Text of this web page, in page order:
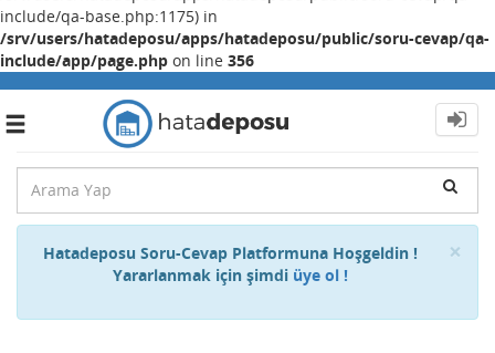
include/qa-base.php:1175) in
/srv/users/hatadeposu/apps/hatadeposu/public/soru-cevap/qa-
include/app/page.php on line 356
Toggle
×
Hatadeposu Soru-Cevap Platformuna Hoşgeldin !
Yararlanmak için şimdi üye ol !